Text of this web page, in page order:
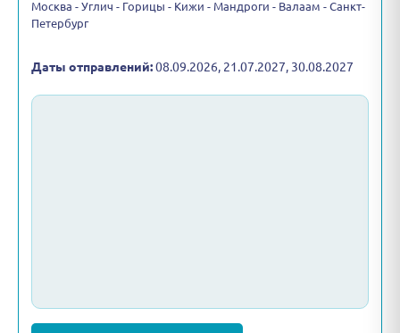
Москва - Углич - Горицы - Кижи - Мандроги - Валаам - Санкт-
Петербург
Даты отправлений:08.09.2026, 21.07.2027, 30.08.2027